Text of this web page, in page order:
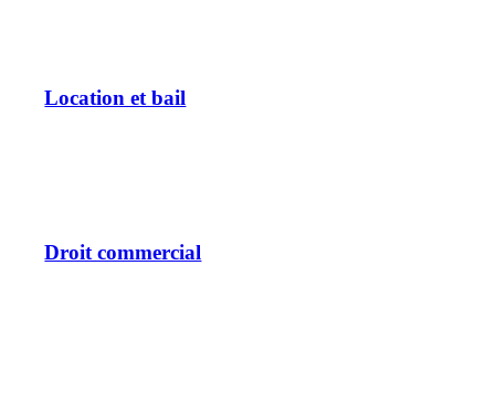
Location et bail
Droit commercial